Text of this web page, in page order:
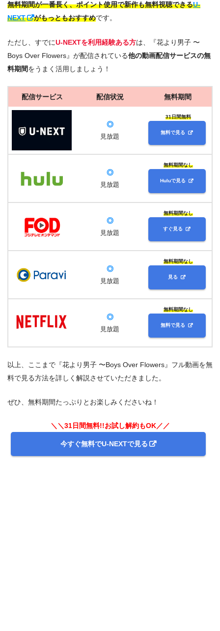
無料期間が一番長く、ポイント使用で新作も無料視聴できるU-
NEXT
がもっともおすすめです。
ただし、すでにU-NEXTを利用経験ある方は、『花より男子 〜
Boys Over Flowers』が配信されている他の動画配信サービスの無
料期間をうまく活用しましょう！
配信サービス 配信状況 無料期間
◎
見放題
31日間無料
無料で見る
◎
見放題
無料期間なし
Huluで見る
◎
見放題
無料期間なし
すぐ見る
◎
見放題
無料期間なし
見る
◎
見放題
無料期間なし
無料で見る
以上、ここまで『花より男子 〜Boys Over Flowers』フル動画を無
料で見る方法を詳しく解説させていただきました。
ぜひ、無料期間たっぷりとお楽しみくださいね！
＼＼31日間無料!!お試し解約もOK／／
今すぐ無料でU-NEXTで見る